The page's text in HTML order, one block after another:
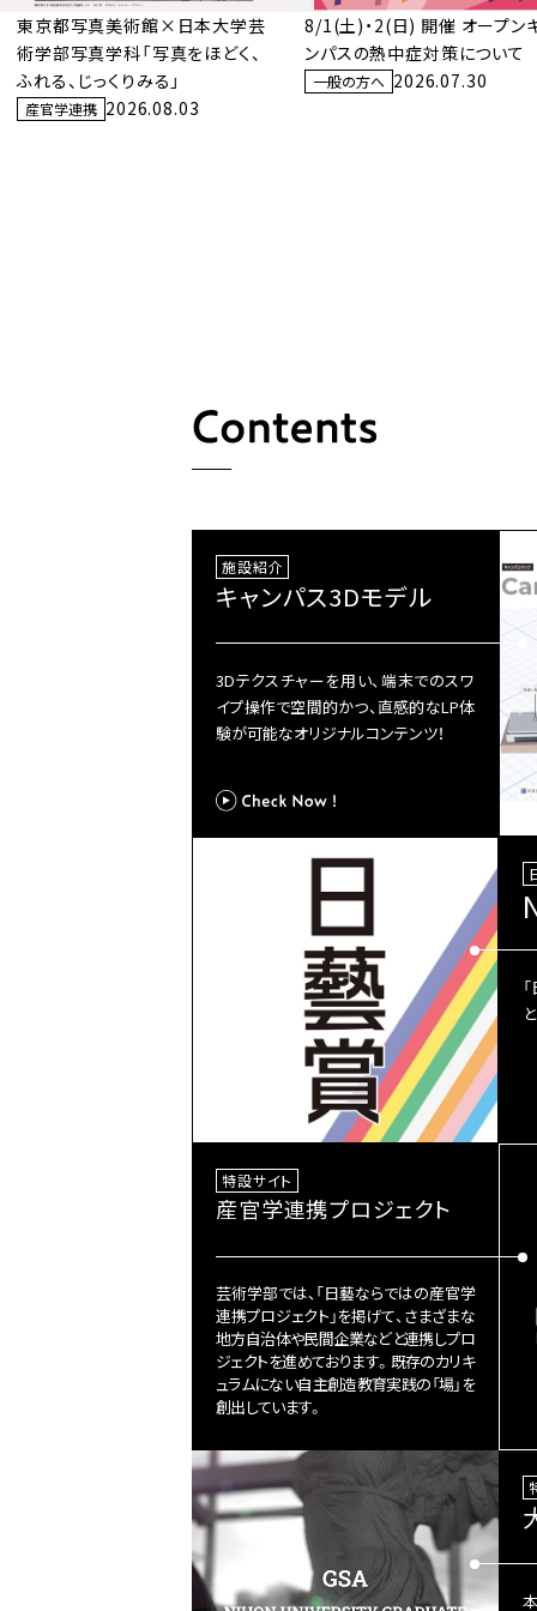
東京都写真美術館×日本大学芸
術学部写真学科「写真をほどく、
ふれる、じっくりみる」
産官学連携 2026.08.03
8/1(土)・2(日) 開催 オープン
ンパスの熱中症対策について
一般の方へ 2026.07.30
施設紹介
キャンパス3Dモデル
3Dテクスチャーを用い、端末でのスワ
イプ操作で空間的かつ、直感的なLP体
験が可能なオリジナルコンテンツ！
特設サイト
産官学連携プロジェクト
芸術学部では、「日藝ならではの産官学
連携プロジェクト」を掲げて、さまざまな
地方自治体や民間企業などと連携しプロ
ジェクトを進めております。既存のカリキ
ュラムにない自主創造教育実践の「場」を
創出しています。